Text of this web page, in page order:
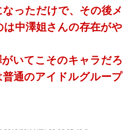
っただけで、その後メ
中澤姐さんの存在がや
いてこそのキャラだろ
通のアイドルグループ